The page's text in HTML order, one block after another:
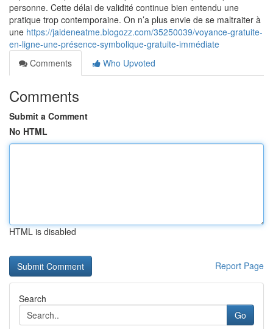
personne. Cette délai de validité continue bien entendu une
pratique trop contemporaine. On n’a plus envie de se maltraiter à
une https://jaideneatme.blogozz.com/35250039/voyance-gratuite-
en-ligne-une-présence-symbolique-gratuite-immédiate
Comments
Who Upvoted
Comments
Submit a Comment
No HTML
HTML is disabled
Report Page
Search
Go